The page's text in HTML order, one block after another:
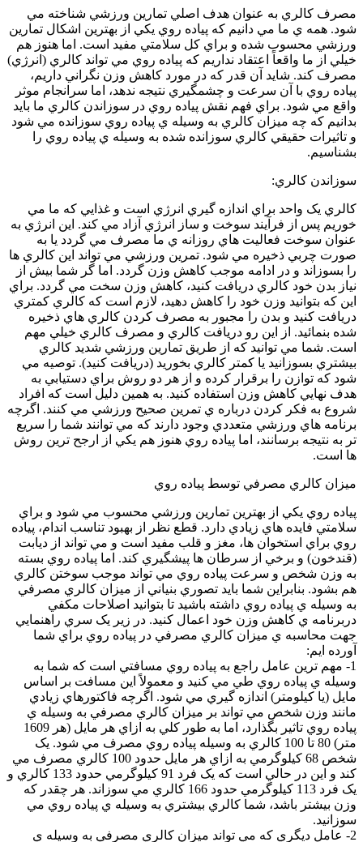
مصرف کالري به عنوان هدف اصلي تمارين ورزشي شناخته مي
شود. همه ي ما مي دانيم که پياده روي يکي از بهترين اشکال تمارين
ورزشي محسوب شده و براي کل سلامتي مفيد است. اما هنوز هم
خيلي از ما واقعاً اعتقاد نداريم که پياده روي مي تواند کالري (انرژي)
مصرف کند. شايد آن قدر که در مورد کاهش وزن نگراني داريم،
پياده روي با آن سرعت و چشمگيري نتيجه ندهد، اما سرانجام موثر
واقع مي شود. براي فهم نقش پياده روي در سوزاندن کالري ما بايد
بدانيم که چه ميزان کالري به وسيله ي پياده روي سوزانده مي شود
و تاثيرات حقيقي کالري سوزانده شده به وسيله ي پياده روي را
بشناسيم.
سوزاندن کالري:
کالري يک واحد براي اندازه گيري انرژي است و غذايي که ما مي
خوريم پس از فرآيند سوخت و ساز انرژي آزاد مي کند. اين انرژي به
عنوان سوخت فعاليت هاي روزانه ي ما مصرف مي گردد يا به
صورت چربي ذخيره مي شود. تمرين ورزشي مي تواند اين کالري ها
را بسوزاند و در ادامه موجب کاهش وزن گردد. اما گر شما بيش از
نياز بدن خود کالري دريافت کنيد، کاهش وزن سخت مي گردد. براي
اين که بتوانيد وزن خود را کاهش دهيد، لازم است که کالري کمتري
دريافت کنيد و بدن را مجبور به مصرف کردن کالري هاي ذخيره
شده بنمائيد. از اين رو دريافت کالري و مصرف کالري خيلي مهم
است. شما مي توانيد که از طريق تمارين ورزشي شديد کالري
بيشتري بسوزانيد يا کمتر کالري بخوريد (دريافت کنيد). توصيه مي
شود که توازن را برقرار کرده و از هر دو روش براي دستيابي به
هدف نهايي کاهش وزن استفاده کنيد. به همين دليل است که افراد
شروع به فکر کردن درباره ي تمرين صحيح ورزشي مي کنند. اگرچه
برنامه هاي ورزشي متعددي وجود دارند که مي توانند شما را سريع
تر به نتيجه برسانند، اما پياده روي هنوز هم يکي از ارجح ترين روش
ها است.
ميزان کالري مصرفي توسط پياده روي
پياده روي يکي از بهترين تمارين ورزشي محسوب مي شود و براي
سلامتي فايده هاي زيادي دارد. قطع نظر از بهبود تناسب اندام، پياده
روي براي استخوان ها، مغز و قلب مفيد است و مي تواند از ديابت
(قندخون) و برخي از سرطان ها پيشگيري کند. اما پياده روي بسته
به وزن شخص و سرعت پياده روي مي تواند موجب سوختن کالري
هم بشود. بنابراين شما بايد تصوري بنياني از ميزان کالري مصرفي
به وسيله ي پياده روي داشته باشيد تا بتوانيد اصلاحات مکفي
دربرنامه ي کاهش وزن خود اعمال کنيد. در زير يک سري راهنمايي
جهت محاسبه ي ميزان کالري مصرفي در پياده روي براي شما
آورده ايم:
1- مهم ترين عامل راجع به پياده روي مسافتي است که شما به
وسيله ي پياده روي طي مي کنيد و معمولاً اين مسافت بر اساس
مايل (يا کيلومتر) اندازه گيري مي شود. اگرچه فاکتورهاي زيادي
مانند وزن شخص مي تواند بر ميزان کالري مصرفي به وسيله ي
پياده روي تاثير بگذارد، اما به طور کلي به ازاي هر مايل (هر 1609
متر) 80 تا 100 کالري به وسيله پياده روي مصرف مي شود. يک
شخص 68 کيلوگرمي به ازاي هر مايل حدود 100 کالري مصرف مي
کند و اين در حالي است که يک فرد 91 کيلوگرمي حدود 133 کالري و
يک فرد 113 کيلوگرمي حدود 166 کالري مي سوزاند. هر چقدر که
وزن بيشتر باشد، شما کالري بيشتري به وسيله ي پياده روي مي
سوزانيد.
2- عامل ديگري که مي تواند ميزان کالري مصرفي به وسيله ي